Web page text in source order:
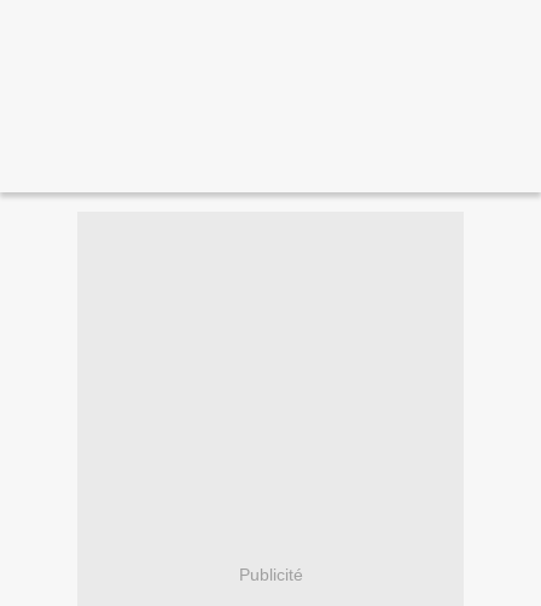
Publicité